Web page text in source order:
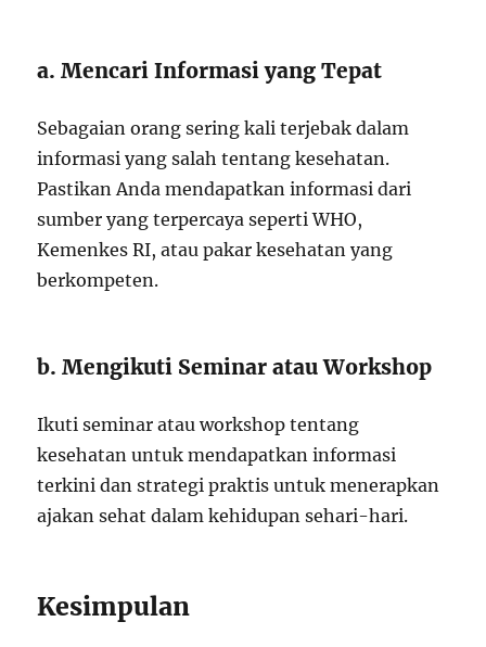
a. Mencari Informasi yang Tepat
Sebagaian orang sering kali terjebak dalam
informasi yang salah tentang kesehatan.
Pastikan Anda mendapatkan informasi dari
sumber yang terpercaya seperti WHO,
Kemenkes RI, atau pakar kesehatan yang
berkompeten.
b. Mengikuti Seminar atau Workshop
Ikuti seminar atau workshop tentang
kesehatan untuk mendapatkan informasi
terkini dan strategi praktis untuk menerapkan
ajakan sehat dalam kehidupan sehari-hari.
Kesimpulan